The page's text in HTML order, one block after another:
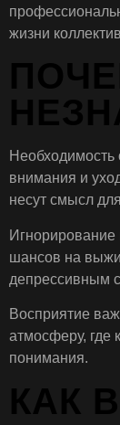
жизни
внимания и
несут смысл
Игнорирование
шансов на
депрессивным
Восприятие
атмосферу, где
понимания.
КАК